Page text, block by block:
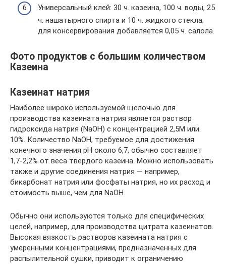
Универсальный клей: 30 ч. казеина, 100 ч. воды, 25
ч. нашатырного спирта и 10 ч. жидкого стекла;
для консервирования добавляется 0,05 ч. салола.
Фото продуктов с большим количеством
Казеина
Казеинат натрия
Наиболее широко используемой щелочью для
производства казеината натрия является раствор
гидроксида натрия (NaOH) с концентрацией 2,5М или
10%. Количество NaOH, требуемое для достижения
конечного значения рН около 6,7, обычно составляет
1,7-2,2% от веса твердого казеина. Можно использовать
также и другие соединения натрия — например,
бикарбонат натрия или фосфаты натрия, но их расход и
стоимость выше, чем для NaOH.
Обычно они используются только для специфических
целей, например, для производства цитрата казеинатов.
Высокая вязкость растворов казеината натрия с
умеренными концентрациями, предназначенных для
распылительной сушки, приводит к ограничению